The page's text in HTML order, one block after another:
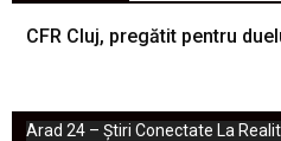
CFR Cluj, pregătit pentru
Arad 24 – Știri Conectate La